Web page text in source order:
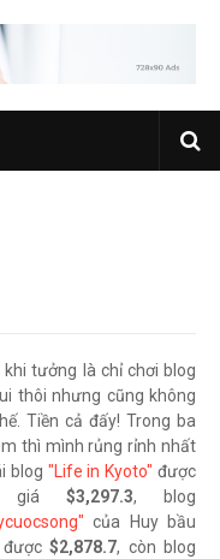
khi tưởng là chỉ chơi blog
thôi nhưng cũng không
Tiền cả đấy! Trong ba
thì mình rủng rỉnh nhất
blog "Life in Kyoto" được
giá $3,297.3, blog
của Huy bầu
$2,878.7, còn blog